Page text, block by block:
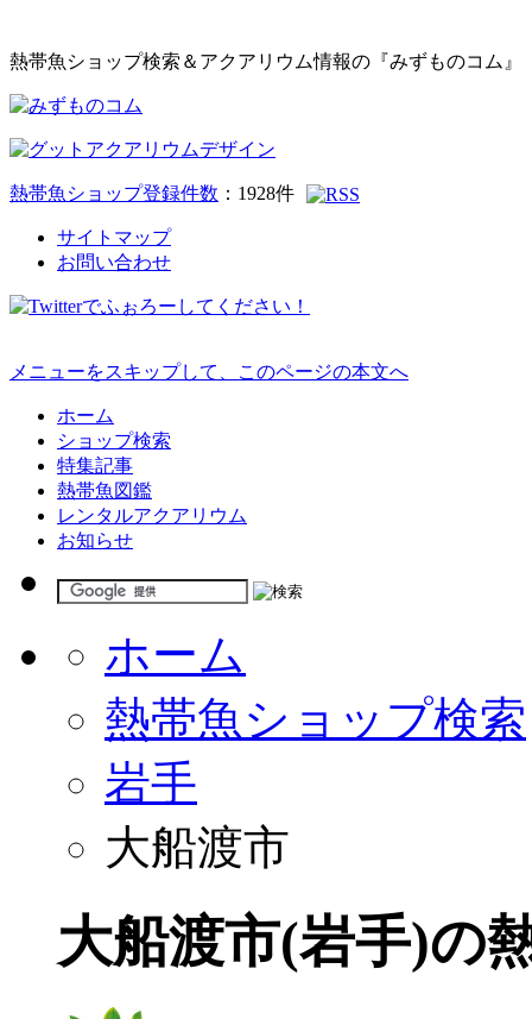
熱帯魚ショップ検索＆アクアリウム情報の『みずものコム』
熱帯魚ショップ登録件数 ： 1928件
サイトマップ
お問い合わせ
メニューをスキップして、このページの本文へ
ホーム
ショップ検索
特集記事
熱帯魚図鑑
レンタルアクアリウム
お知らせ
ホーム
熱帯魚ショップ検索
岩手
大船渡市
大船渡市(岩手)の